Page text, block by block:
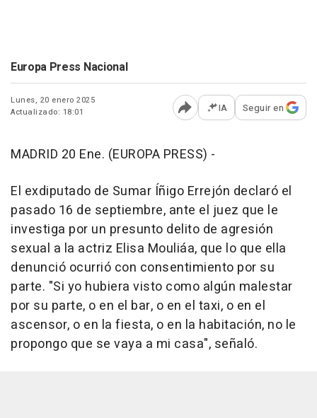
Europa Press Nacional
Lunes, 20 enero 2025
Actualizado: 18:01
Abrir opciones para
IA Seguir en
MADRID 20 Ene. (EUROPA PRESS) -
El exdiputado de Sumar Íñigo Errejón declaró el
pasado 16 de septiembre, ante el juez que le
investiga por un presunto delito de agresión
sexual a la actriz Elisa Mouliáa, que lo que ella
denunció ocurrió con consentimiento por su
parte. "Si yo hubiera visto como algún malestar
por su parte, o en el bar, o en el taxi, o en el
ascensor, o en la fiesta, o en la habitación, no le
propongo que se vaya a mi casa", señaló.